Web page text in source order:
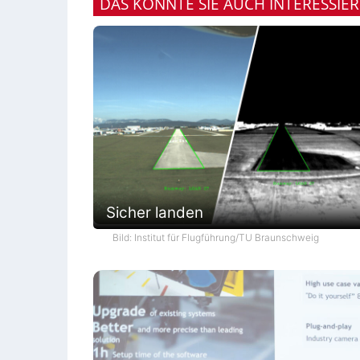
Sicher landen
Bild: Institut für Flugführung/TU Braunschweig